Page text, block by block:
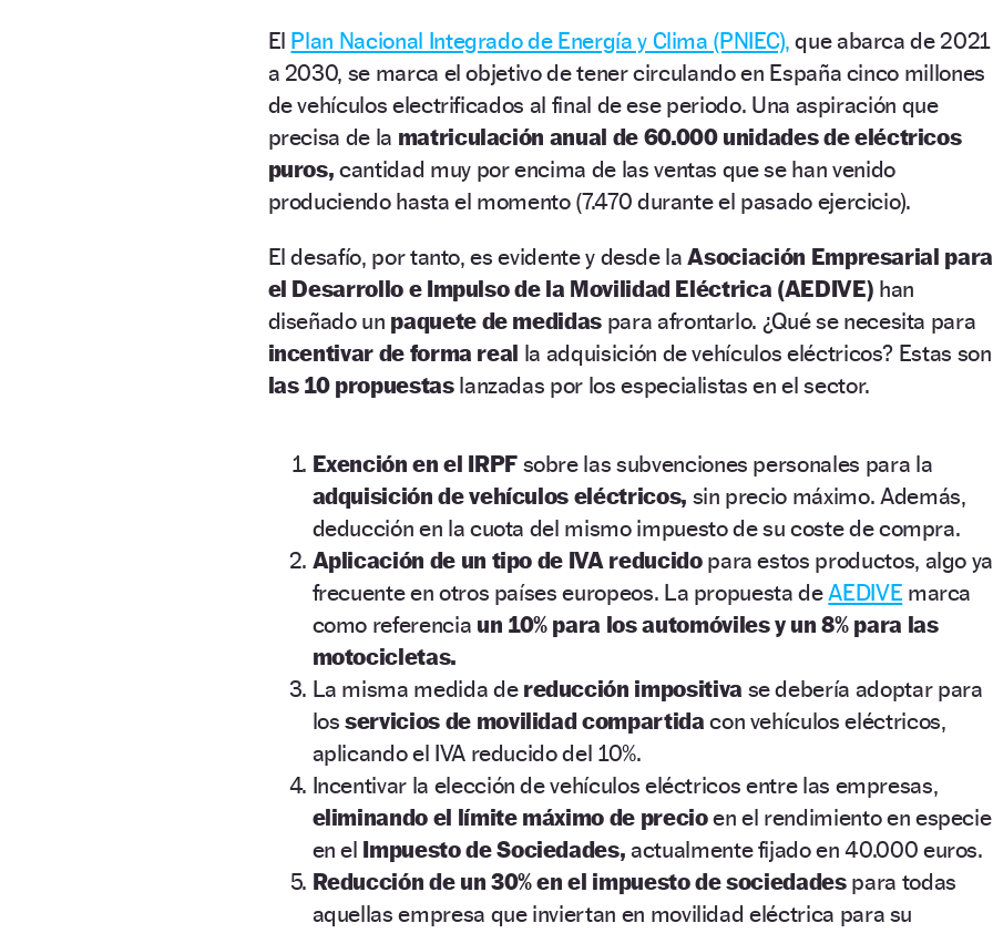
El Plan Nacional Integrado de Energía y Clima (PNIEC), que abarca de 2021
a 2030, se marca el objetivo de tener circulando en España cinco millones
de vehículos electrificados al final de ese periodo. Una aspiración que
precisa de la matriculación anual de 60.000 unidades de eléctricos
puros, cantidad muy por encima de las ventas que se han venido
produciendo hasta el momento (7.470 durante el pasado ejercicio).
El desafío, por tanto, es evidente y desde laAsociación Empresarial para
el Desarrollo e Impulso de la Movilidad Eléctrica (AEDIVE) han
diseñado un paquete de medidas para afrontarlo. ¿Qué se necesita para
incentivar de forma real la adquisición de vehículos eléctricos? Estas son
las 10 propuestaslanzadas por los especialistas en el sector.
Exención en el IRPFsobre las subvenciones personales para la
adquisición de vehículos eléctricos, sin precio máximo. Además,
deducción en la cuota del mismo impuesto de su coste de compra.
Aplicación de un tipo de IVA reducidopara estos productos, algo ya
frecuente en otros países europeos. La propuesta de AEDIVE marca
como referencia un 10% para los automóviles y un 8% para las
motocicletas.
La misma medida de reducción impositiva se debería adoptar para
los servicios de movilidad compartida con vehículos eléctricos,
aplicando el IVA reducido del 10%.
Incentivar la elección de vehículos eléctricos entre las empresas,
eliminando el límite máximo de precioen el rendimiento en especie
en el Impuesto de Sociedades, actualmente fijado en 40.000 euros.
Reducción de un 30% en el impuesto de sociedadespara todas
aquellas empresa que inviertan en movilidad eléctrica para su